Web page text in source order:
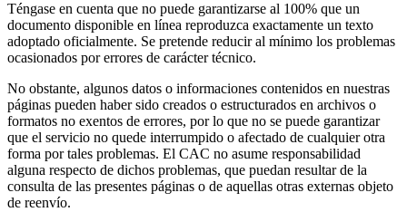
Téngase en cuenta que no puede garantizarse al 100% que un
documento disponible en línea reproduzca exactamente un texto
adoptado oficialmente. Se pretende reducir al mínimo los problemas
ocasionados por errores de carácter técnico.
No obstante, algunos datos o informaciones contenidos en nuestras
páginas pueden haber sido creados o estructurados en archivos o
formatos no exentos de errores, por lo que no se puede garantizar
que el servicio no quede interrumpido o afectado de cualquier otra
forma por tales problemas. El CAC no asume responsabilidad
alguna respecto de dichos problemas, que puedan resultar de la
consulta de las presentes páginas o de aquellas otras externas objeto
de reenvío.